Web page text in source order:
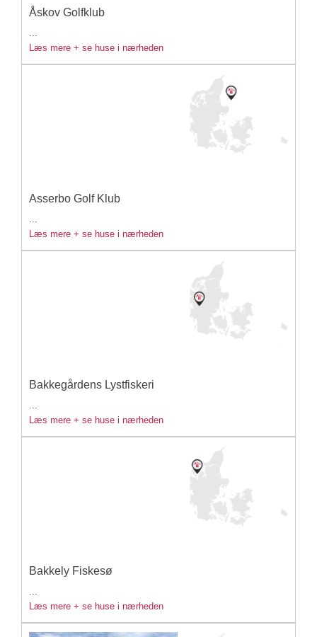
Åskov Golfklub
...
Læs mere + se huse i nærheden
Asserbo Golf Klub
...
Læs mere + se huse i nærheden
Bakkegårdens Lystfiskeri
...
Læs mere + se huse i nærheden
Bakkely Fiskesø
...
Læs mere + se huse i nærheden